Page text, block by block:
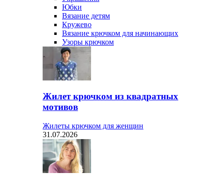
Юбки
Вязание детям
Кружево
Вязание крючком для начинающих
Узоры крючком
Жилет крючком из квадратных
мотивов
Жилеты крючком для женщин
31.07.2026